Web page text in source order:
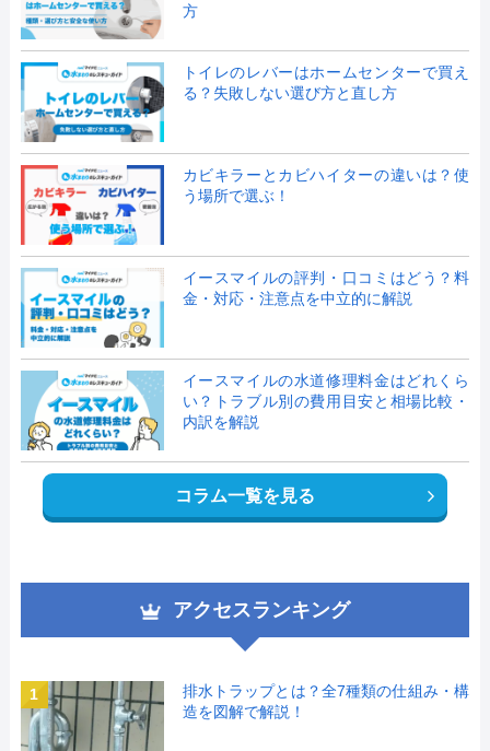
方
トイレのレバーはホームセンターで買え
る？失敗しない選び方と直し方
カビキラーとカビハイターの違いは？使
う場所で選ぶ！
イースマイルの評判・口コミはどう？料
金・対応・注意点を中立的に解説
イースマイルの水道修理料金はどれくら
い？トラブル別の費用目安と相場比較・
内訳を解説
コラム一覧を見る
アクセスランキング
1
排水トラップとは？全7種類の仕組み・構
造を図解で解説！